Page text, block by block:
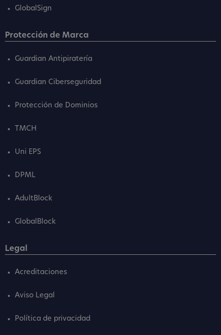
GlobalSign
Protección de Marca
Guardian Antipiratería
Guardian Ciberseguridad
Protección de Dominios
TMCH
Uni EPS
DPML
AdultBlock
GlobalBlock
Legal
Acreditaciones
Aviso Legal
Política de privacidad